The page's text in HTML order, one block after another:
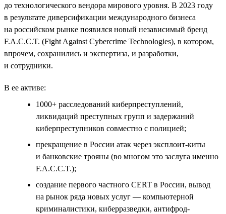
до технологического вендора мирового уровня. В 2023 году
в результате диверсификации международного бизнеса
на российском рынке появился новый независимый бренд
F.A.C.C.T. (Fight Against Cybercrime Technologies), в котором,
впрочем, сохранились и экспертиза, и разработки,
и сотрудники.
В ее активе:
1000+ расследований киберпреступлений,
ликвидаций преступных групп и задержаний
киберпреступников совместно с полицией;
прекращение в России атак через эксплоит-киты
и банковские трояны (во многом это заслуга именно
F.A.C.C.T.);
создание первого частного СERT в России, вывод
на рынок ряда новых услуг — компьютерной
криминалистики, киберразведки, антифрод-